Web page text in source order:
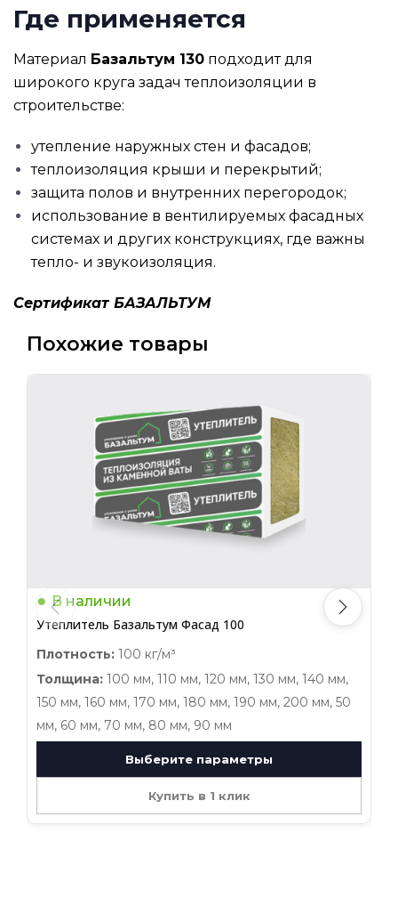
Где применяется
Материал Базальтум 130 подходит для
широкого круга задач теплоизоляции в
строительстве:
утепление наружных стен и фасадов;
теплоизоляция крыши и перекрытий;
защита полов и внутренних перегородок;
использование в вентилируемых фасадных
системах и других конструкциях, где важны
тепло- и звукоизоляция.
Сертификат БАЗАЛЬТУМ
Похожие товары
В наличии
Утеплитель Базальтум Фасад 100
Плотность: 100 кг/м³
Толщина: 100 мм, 110 мм, 120 мм, 130 мм, 140 мм,
150 мм, 160 мм, 170 мм, 180 мм, 190 мм, 200 мм, 50
мм, 60 мм, 70 мм, 80 мм, 90 мм
Выберите параметры
Купить в 1 клик